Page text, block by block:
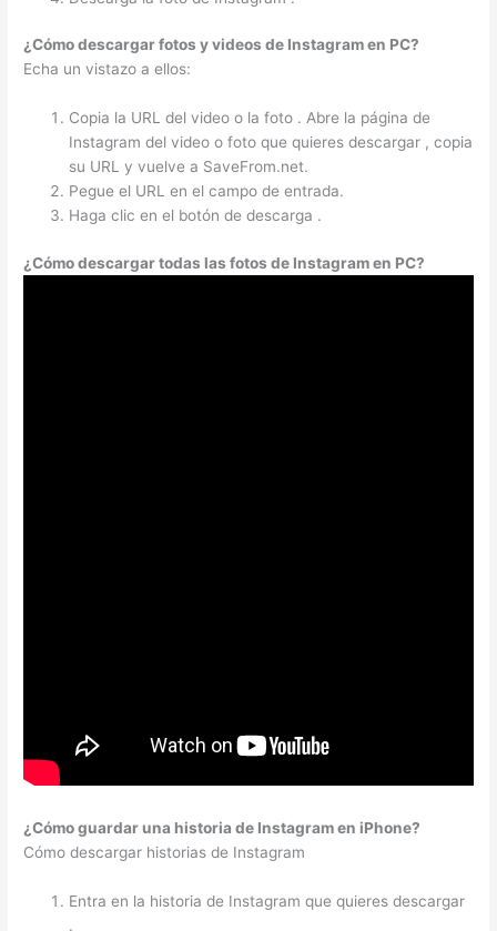
¿Cómo descargar fotos y videos de Instagram en PC?
Echa un vistazo a ellos:
Copia la URL del video o la foto . Abre la página de
Instagram del video o foto que quieres descargar , copia
su URL y vuelve a SaveFrom.net.
Pegue el URL en el campo de entrada.
Haga clic en el botón de descarga .
¿Cómo descargar todas las fotos de Instagram en PC?
¿Cómo guardar una historia de Instagram en iPhone?
Cómo descargar historias de Instagram
Entra en la historia de Instagram que quieres descargar
.